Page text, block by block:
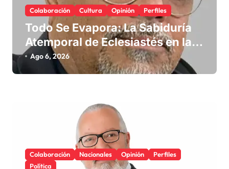
r
a
d
a
s
Colaboración Cultura Opinión Perfiles
Todo Se Evapora: La Sabiduría
Atemporal de Eclesiastés en la
Era Digital
Ago 6, 2026
Colaboración Nacionales Opinión
Perfiles
Política